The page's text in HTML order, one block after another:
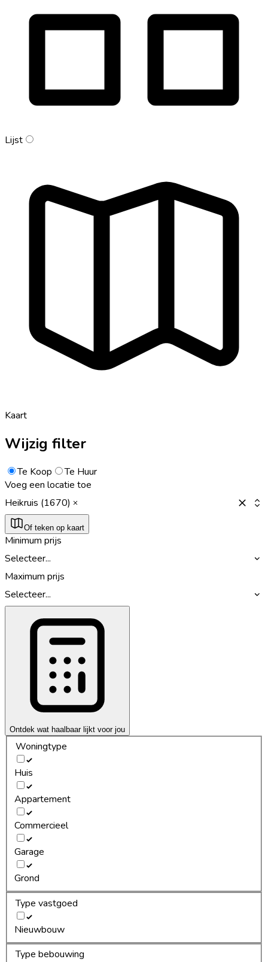
Lijst
Kaart
Wijzig filter
Te Koop
Te Huur
Voeg een locatie toe
Heikruis (1670)
Of teken op kaart
Minimum prijs
Selecteer...
Maximum prijs
Selecteer...
Ontdek wat haalbaar lijkt voor jou
Woningtype
Huis
Appartement
Commercieel
Garage
Grond
Type vastgoed
Nieuwbouw
Type bebouwing